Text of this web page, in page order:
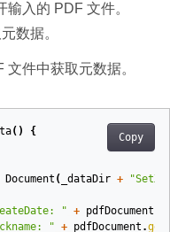
入的 PDF 文件。
数据。
件中获取元数据。
Copy
() {
Document ( _dataDir +
" + pdfDocument
" + pdfDocument .